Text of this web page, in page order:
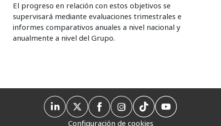
El progreso en relación con estos objetivos se
supervisará mediante evaluaciones trimestrales e
informes comparativos anuales a nivel nacional y
anualmente a nivel del Grupo.
Configuración de cookies